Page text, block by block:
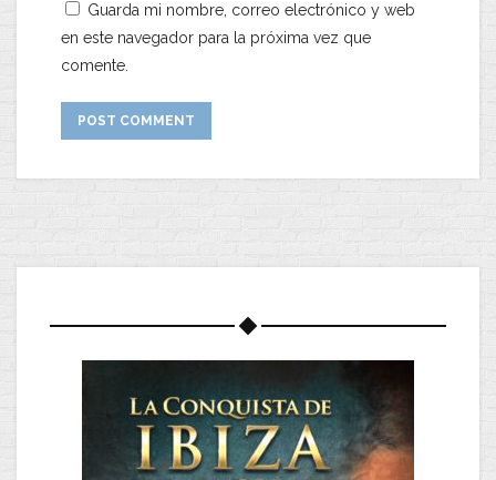
Guarda mi nombre, correo electrónico y web
en este navegador para la próxima vez que
comente.